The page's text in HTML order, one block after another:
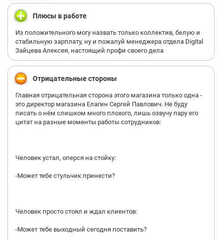
Плюсы в работе
Из положительного могу назвать только коллектив, белую и
стабильную зарплату, ну и пожалуй менеджера отдела Digital
Зайцева Алексея, настоящий профи своего дела
Отрицательные стороны
Главная отрицательная сторона этого магазина только одна -
это директор магазина Елагин Сергей Павлович. Не буду
писать о нём слишком много плохого, лишь озвучу пару его
цитат на разные моменты работы сотрудников:
Человек устал, оперся на стойку:
-Может тебе стульчик принести?
Человек просто стоял и ждал клиентов:
-Может тебе выходный сегодня поставить?